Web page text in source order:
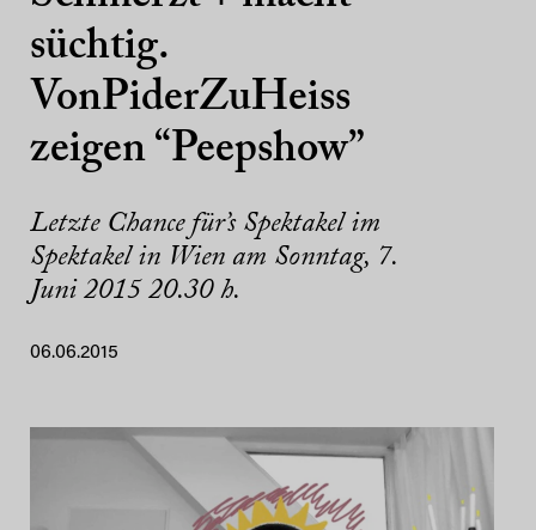
süchtig.
VonPiderZuHeiss
zeigen “Peepshow”
Letzte Chance für’s Spektakel im
Spektakel in Wien am Sonntag, 7.
Juni 2015 20.30 h.
06.06.2015